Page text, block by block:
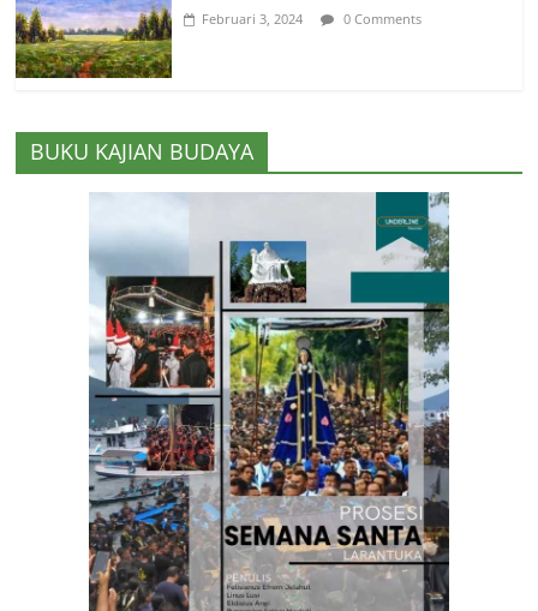
Februari 3, 2024 0 Comments
BUKU KAJIAN BUDAYA